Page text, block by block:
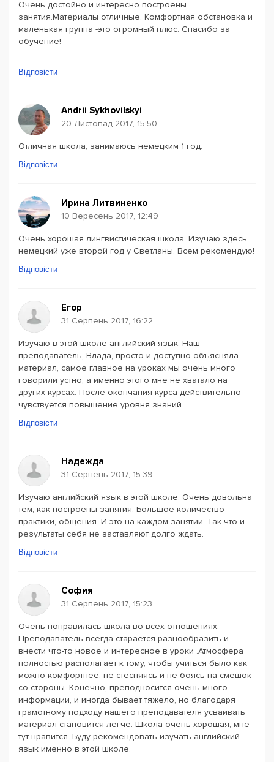
Очень достойно и интересно построены
занятия.Материалы отличные. Комфортная обстановка и
маленькая группа -это огромный плюс. Спасибо за
обучение!
Відповісти
Andrii Sykhovilskyi
20 Листопад 2017, 15:50
Отличная школа, занимаюсь немецким 1 год.
Відповісти
Ирина Литвиненко
10 Вересень 2017, 12:49
Очень хорошая лингвистическая школа. Изучаю здесь
немецкий уже второй год у Светланы. Всем рекомендую!
Відповісти
Егор
31 Серпень 2017, 16:22
Изучаю в этой школе английский язык. Наш
преподаватель, Влада, просто и доступно объясняла
материал, самое главное на уроках мы очень много
говорили устно, а именно этого мне не хватало на
других курсах. После окончания курса действительно
чувствуется повышение уровня знаний.
Відповісти
Надежда
31 Серпень 2017, 15:39
Изучаю английский язык в этой школе. Очень довольна
тем, как построены занятия. Большое количество
практики, общения. И это на каждом занятии. Так что и
результаты себя не заставляют долго ждать.
Відповісти
София
31 Серпень 2017, 15:23
Очень понравилась школа во всех отношениях.
Преподаватель всегда старается разнообразить и
внести что-то новое и интересное в уроки .Атмосфера
полностью располагает к тому, чтобы учиться было как
можно комфортнее, не стесняясь и не боясь на смешок
со стороны. Конечно, преподносится очень много
информации, и иногда бывает тяжело, но благодаря
грамотному подходу нашего преподавателя усваивать
материал становится легче. Школа очень хорошая, мне
тут нравится. Буду рекомендовать изучать английский
язык именно в этой школе.